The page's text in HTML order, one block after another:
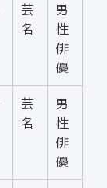
芸
名
男
性
俳
優
芸
名
男
性
俳
優